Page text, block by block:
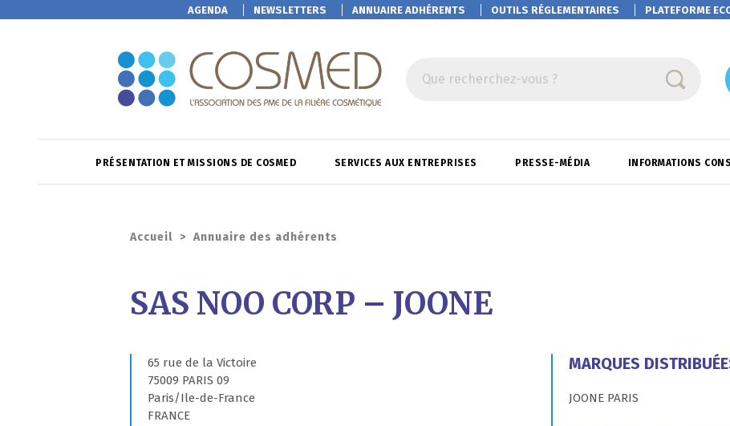
AGENDA NEWSLETTERS ANNUAIRE ADHÉRENTS OUTILS RÉGLEMENTAIRES PLATEFORME
Que recherchez-vous ?
PRÉSENTATION ET MISSIONS DE COSMED SERVICES AUX ENTREPRISES PRESSE-MÉDIA INFORMATIONS
Accueil > Annuaire des adhérents
SAS NOO CORP – JOONE
65 rue de la Victoire
75009 PARIS 09
Paris/Ile-de-France
FRANCE
MARQUES
JOONE PARIS